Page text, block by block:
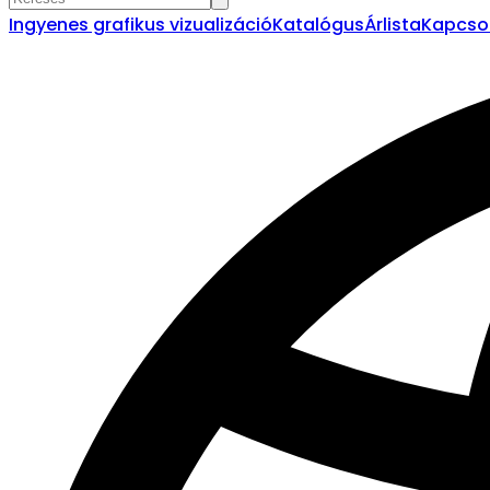
Ingyenes grafikus vizualizációKatalógusÁrlista